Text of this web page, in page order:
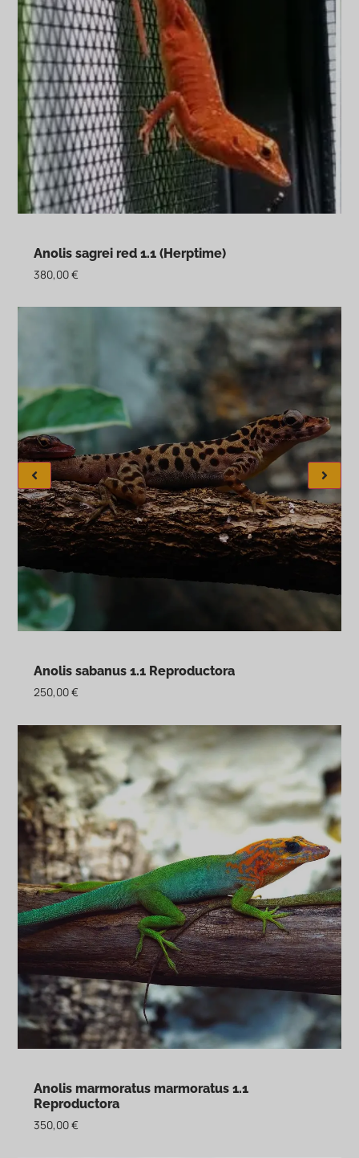
Anolis sagrei red 1.1 (Herptime)
380,00€
Anolis sabanus 1.1 Reproductora
250,00€
Anolis marmoratus marmoratus 1.1
Reproductora
350,00€